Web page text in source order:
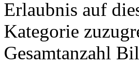
Gesamtanzahl